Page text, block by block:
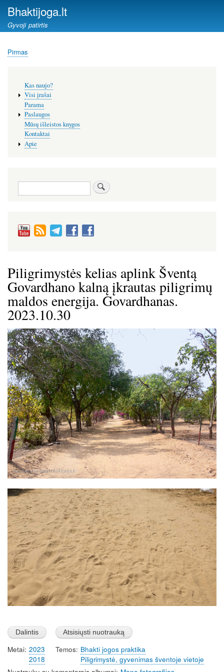
Bhaktijoga.lt
Gyvoji patirtis
Kelias
Pirmas
Piligrimystės kelias aplink Šventą
Govardhano kalną įkrautas piligrimų
maldos energija. Govardhanas.
2023.10.30
Image
Image
Metai 2023
2018
Temos Bhakti jogos praktika
Piligrimystė, gyvenimas šventoje vietoje
meniu
Kas naujo?
Visi įrašai
Parama
Paslaugos
Mūsų išleistos knygos
Kontaktai
Apie
Paieška